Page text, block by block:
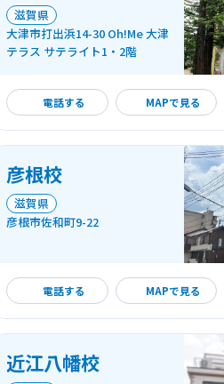
滋賀県
大津市打出浜14-30 Oh!Me 大津
テラス サテライト1・2階
電話する MAPで見る
詳細を見る
彦根校
滋賀県
彦根市佐和町9-22
電話する MAPで見る
詳細を見る
近江八幡校